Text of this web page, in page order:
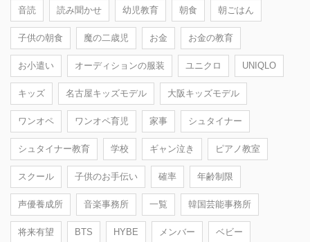
音読 読み聞かせ 幼児教育 朝食 朝ごはん
子供の朝食 魔の二歳児 お金 お金の教育
お小遣い オーディションの服装 ユニクロ UNIQLO
キッズ 名古屋キッズモデル 大阪キッズモデル
ワンオペ ワンオペ育児 家事 シュタイナー
シュタイナー教育 学校 ギャン泣き ピアノ教室
スクール 子供のお手伝い 確率 年齢制限
声優養成所 音楽事務所 一覧 韓国芸能事務所
将来有望 BTS HYBE メンバー ベビー